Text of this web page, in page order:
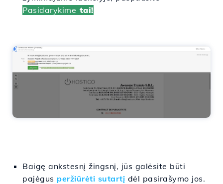
Pasidarykime tai!
Baigę ankstesnį žingsnį, jūs galėsite būti
pajėgus peržiūrėti sutartį dėl pasirašymo jos.